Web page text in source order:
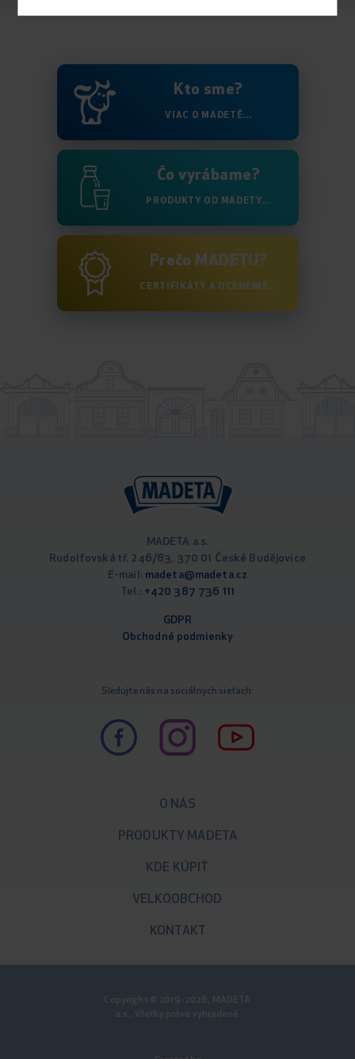
Kto sme?
VIAC O MADETĚ...
Čo vyrábame?
PRODUKTY OD MADETY...
Prečo MADETU?
CERTIFIKÁTY A OCENENIE...
MADETA a.s.
Rudolfovská tř. 246/83, 370 01 České Budějovice
E-mail: madeta@madeta.cz
Tel.: +420 387 736 111
GDPR
Obchodné podmienky
Sledujte nás na sociálnych sieťach:
O NÁS
PRODUKTY MADETA
KDE KÚPIŤ
VELKOOBCHOD
KONTAKT
Copyright © 2019-2026, MADETA
a.s., Všetky práva vyhradené.